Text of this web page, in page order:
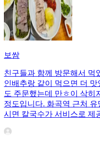
보쌈
친구들과 함께 방문해서 먹
인배추랑 같이 먹으면 더
도 주문했는데 만ㅎ이 삭히
정도입니다. 화곡역 근처
시면 칼국수가 서비스로 제